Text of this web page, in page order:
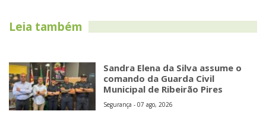
Leia também
Sandra Elena da Silva assume o
comando da Guarda Civil
Municipal de Ribeirão Pires
Segurança - 07 ago, 2026